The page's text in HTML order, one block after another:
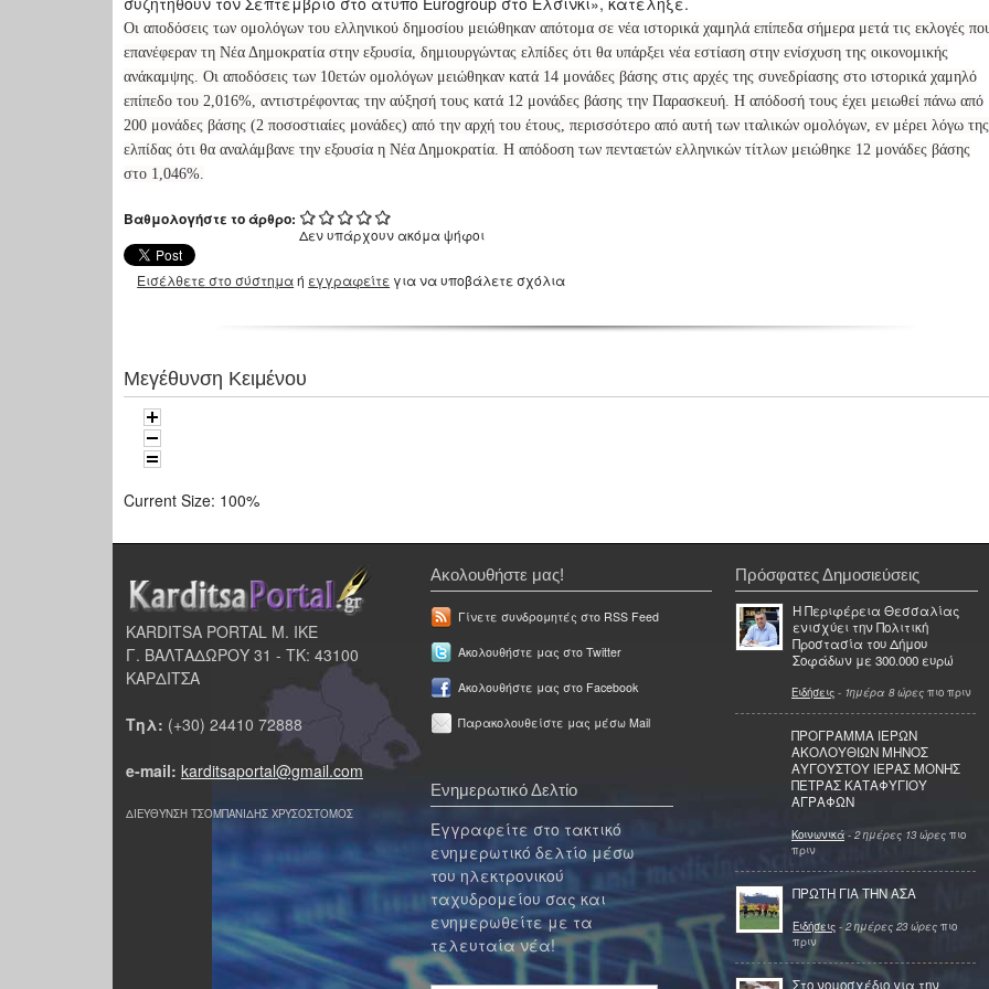
Οι αποδόσεις των ομολόγων του ελληνικού δημοσίου μειώθηκαν απότομα σε νέα ιστορικά χαμηλά επίπεδα σήμερα μετά τις εκλογές
επανέφεραν τη Νέα Δημοκρατία στην εξουσία, δημιουργώντας ελπίδες ότι θα υπάρξει νέα εστίαση στην ενίσχυση της οικονομικής
ανάκαμψης. Οι αποδόσεις των 10ετών ομολόγων μειώθηκαν κατά 14 μονάδες βάσης στις αρχές της συνεδρίασης στο ιστορικά χαμηλό
επίπεδο του 2,016%, αντιστρέφοντας την αύξησή τους κατά 12 μονάδες βάσης την Παρασκευή. Η απόδοσή τους έχει μειωθεί πάνω από
200 μονάδες βάσης (2 ποσοστιαίες μονάδες) από την αρχή του έτους, περισσότερο από αυτή των ιταλικών ομολόγων, εν μέρει λόγω της
ελπίδας ότι θα αναλάμβανε την εξουσία η Νέα Δημοκρατία. Η απόδοση των πενταετών ελληνικών τίτλων μειώθηκε 12 μονάδες βάσης
στο 1,046%.
Βαθμολογήστε το άρθρο:
Δεν υπάρχουν ακόμα ψήφοι
Εισέλθετε στο σύστημαή εγγραφείτε για να υποβάλετε σχόλια
Μεγέθυνση Κειμένου
Current Size: 100%
KARDITSA PORTAL Μ. ΙΚΕ
Γ. ΒΑΛΤΑΔΩΡΟΥ 31 - ΤΚ: 43100
ΚΑΡΔΙΤΣΑ
Τηλ: (+30) 24410 72888
e-mail: karditsaportal@gmail.com
ΔΙΕΥΘΥΝΣΗ ΤΣΟΜΠΑΝΙΔΗΣ ΧΡΥΣΟΣΤΟΜΟΣ
Ακολουθήστε μας!
Γίνετε συνδρομητές στο RSS Feed
Ακολουθήστε μας στο Twitter
Ακολουθήστε μας στο Facebook
Παρακολουθείστε μας μέσω Mail
Ενημερωτικό Δελτίο
Εγγραφείτε στο τακτικό
ενημερωτικό δελτίο μέσω
του ηλεκτρονικού
ταχυδρομείου σας και
ενημερωθείτε με τα
τελευταία νέα!
Πρόσφατες Δημοσιεύσεις
Η Περιφέρεια Θεσσαλίας
ενισχύει την Πολιτική
Προστασία του Δήμου
Σοφάδων με 300.000 ευρώ
Ειδήσεις - 1ημέρα 8 ώρες πιο πριν
ΠΡΟΓΡΑΜΜΑ ΙΕΡΩΝ
ΑΚΟΛΟΥΘΙΩΝ ΜΗΝΟΣ
ΑΥΓΟΥΣΤΟΥ ΙΕΡΑΣ ΜΟΝΗΣ
ΠΕΤΡΑΣ ΚΑΤΑΦΥΓΙΟΥ
ΑΓΡΑΦΩΝ
Κοινωνικά - 2 ημέρες 13 ώρες πιο
πριν
ΠΡΩΤΗ ΓΙΑ ΤΗΝ ΑΣΑ
Ειδήσεις - 2 ημέρες 23 ώρες πιο
πριν
Στο νομοσχέδιο για την